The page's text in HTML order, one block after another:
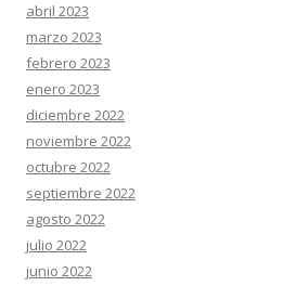
abril 2023
marzo 2023
febrero 2023
enero 2023
diciembre 2022
noviembre 2022
octubre 2022
septiembre 2022
agosto 2022
julio 2022
junio 2022